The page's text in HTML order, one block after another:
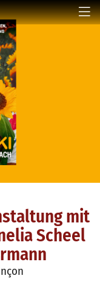
mit
Scheel